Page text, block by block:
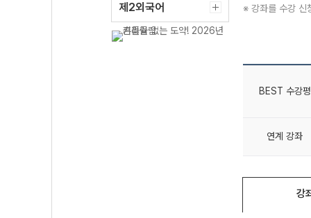
제2외국어 ※ 강좌를 수강 신
BEST 수강평
연계 강좌
강